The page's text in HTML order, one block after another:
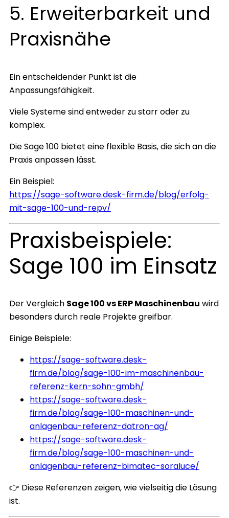
5. Erweiterbarkeit und
Praxisnähe
Ein entscheidender Punkt ist die
Anpassungsfähigkeit.
Viele Systeme sind entweder zu starr oder zu
komplex.
Die Sage 100 bietet eine flexible Basis, die sich an die
Praxis anpassen lässt.
Ein Beispiel:
https://sage-software.desk-firm.de/blog/erfolg-
mit-sage-100-und-repv/
Praxisbeispiele:
Sage 100 im Einsatz
Der Vergleich Sage 100 vs ERP Maschinenbau wird
besonders durch reale Projekte greifbar.
Einige Beispiele:
https://sage-software.desk-
firm.de/blog/sage-100-im-maschinenbau-
referenz-kern-sohn-gmbh/
https://sage-software.desk-
firm.de/blog/sage-100-maschinen-und-
anlagenbau-referenz-datron-ag/
https://sage-software.desk-
firm.de/blog/sage-100-maschinen-und-
anlagenbau-referenz-bimatec-soraluce/
👉 Diese Referenzen zeigen, wie vielseitig die Lösung
ist.